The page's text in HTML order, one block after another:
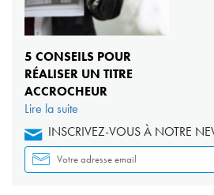
5 CONSEILS POUR
RÉALISER UN TITRE
ACCROCHEUR
Lire la suite
INSCRIVEZ-VOUS À NOTRE